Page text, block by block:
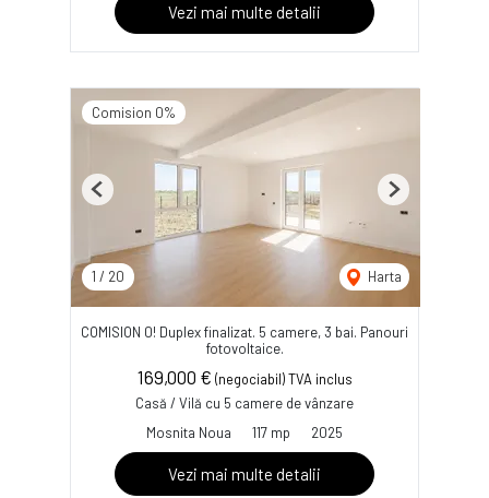
Vezi mai multe detalii
Comision 0%
1 / 20 Harta
Previous Next
COMISION 0! Duplex finalizat. 5 camere, 3 bai. Panouri
fotovoltaice.
169,000 € (negociabil) TVA inclus
Casă / Vilă cu 5 camere de vânzare
Mosnita Noua
117 mp 2025
Vezi mai multe detalii